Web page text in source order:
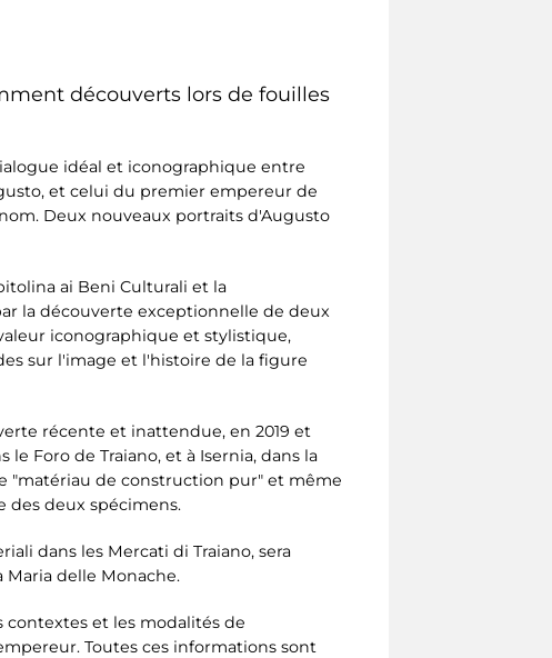
découverts lors de fouilles
idéal et iconographique entre
et celui du premier empereur de
Deux nouveaux portraits d'Augusto
ai Beni Culturali et la
la découverte exceptionnelle de deux
iconographique et stylistique,
sur l'image et l'histoire de la figure
récente et inattendue, en 2019 et
Foro de Traiano, et à Isernia, dans la
"matériau de construction pur" et même
deux spécimens.
dans les Mercati di Traiano, sera
Maria delle Monache.
contextes et les modalités de
Toutes ces informations sont